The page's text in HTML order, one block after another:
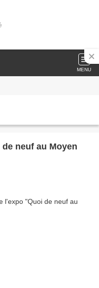
MENU
neuf au Moyen